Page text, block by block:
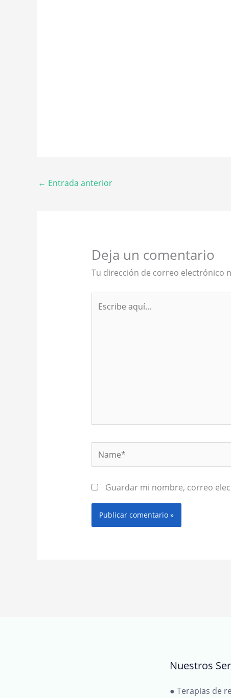
← Entrada anterior
Deja un comentario
Tu dirección de correo electrónico
Name*
Guardar mi nombre, correo
Nuestros
● Terapias de